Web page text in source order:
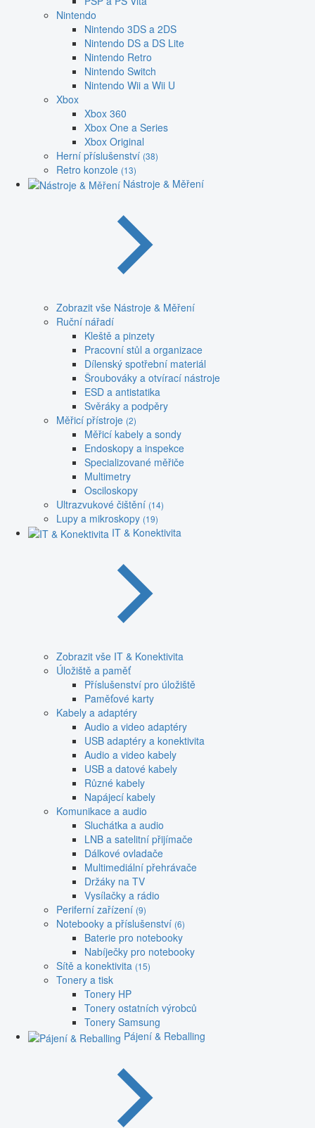
Nintendo
Nintendo 3DS a 2DS
Nintendo DS a DS Lite
Nintendo Retro
Nintendo Switch
Nintendo Wii a Wii U
Xbox
Xbox 360
Xbox One a Series
Xbox Original
Herní příslušenství (38)
Retro konzole (13)
Nástroje & Měření
Zobrazit vše Nástroje & Měření
Ruční nářadí
Kleště a pinzety
Pracovní stůl a organizace
Dílenský spotřební materiál
Šroubováky a otvírací nástroje
ESD a antistatika
Svěráky a podpěry
Měřicí přístroje (2)
Měřicí kabely a sondy
Endoskopy a inspekce
Specializované měřiče
Multimetry
Osciloskopy
Ultrazvukové čištění (14)
Lupy a mikroskopy (19)
IT & Konektivita
Zobrazit vše IT & Konektivita
Úložiště a paměť
Příslušenství pro úložiště
Paměťové karty
Kabely a adaptéry
Audio a video adaptéry
USB adaptéry a konektivita
Audio a video kabely
USB a datové kabely
Různé kabely
Napájecí kabely
Komunikace a audio
Sluchátka a audio
LNB a satelitní přijímače
Dálkové ovladače
Multimediální přehrávače
Držáky na TV
Vysílačky a rádio
Periferní zařízení (9)
Notebooky a příslušenství (6)
Baterie pro notebooky
Nabíječky pro notebooky
Sítě a konektivita (15)
Tonery a tisk
Tonery HP
Tonery ostatních výrobců
Tonery Samsung
Pájení & Reballing